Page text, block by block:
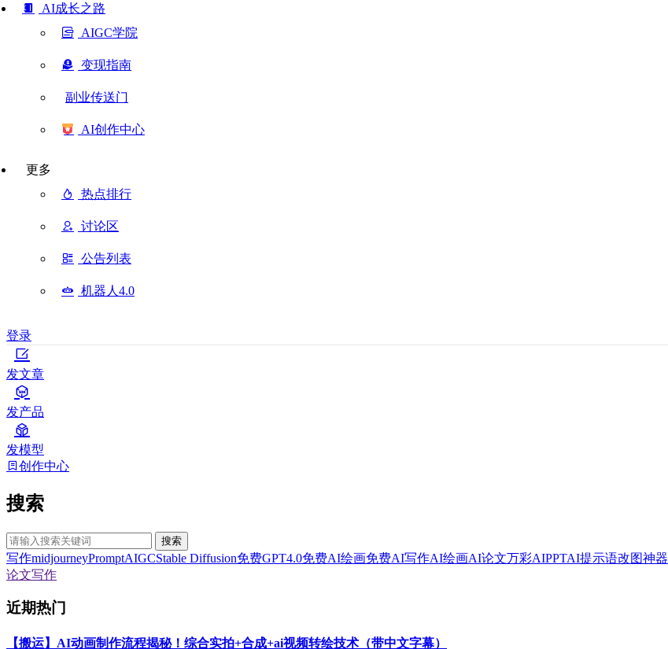
AI成长之路
AIGC学院
变现指南
副业传送门
AI创作中心
更多
热点排行
讨论区
公告列表
机器人4.0
登录
发文章
发产品
发模型
创作中心
搜索
搜索
写作midjourneyPromptAIGCStable Diffusion免费GPT4.0免费AI绘画免费AI写作AI绘画AI论文万彩AIPPTAI提示语改图神器
论文写作
近期热门
【搬运】AI动画制作流程揭秘！综合实拍+合成+ai视频转绘技术（带中文字幕）